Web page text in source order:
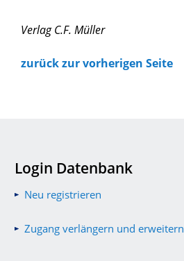
Verlag C.F. Müller
zurück zur vorherigen Seite
Login Datenbank
Neu registrieren
Zugang verlängern und erweitern